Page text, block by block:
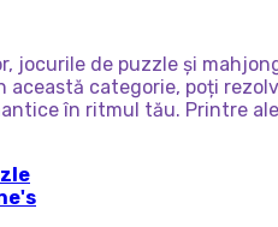
jocurile de puzzle și
categorie, poți
în ritmul tău. Printre